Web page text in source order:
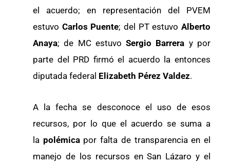
el acuerdo; en representación del PVEM
estuvo Carlos Puente; del PT estuvoAlberto
Anaya; de MC estuvoSergio Barrera y por
parte del PRD firmó el acuerdo la entonces
diputada federal Elizabeth Pérez Valdez.
A la fecha se desconoce el uso de esos
recursos, por lo que el acuerdo se suma a
la polémica por falta de transparencia en el
manejo de los recursos en San Lázaro y el